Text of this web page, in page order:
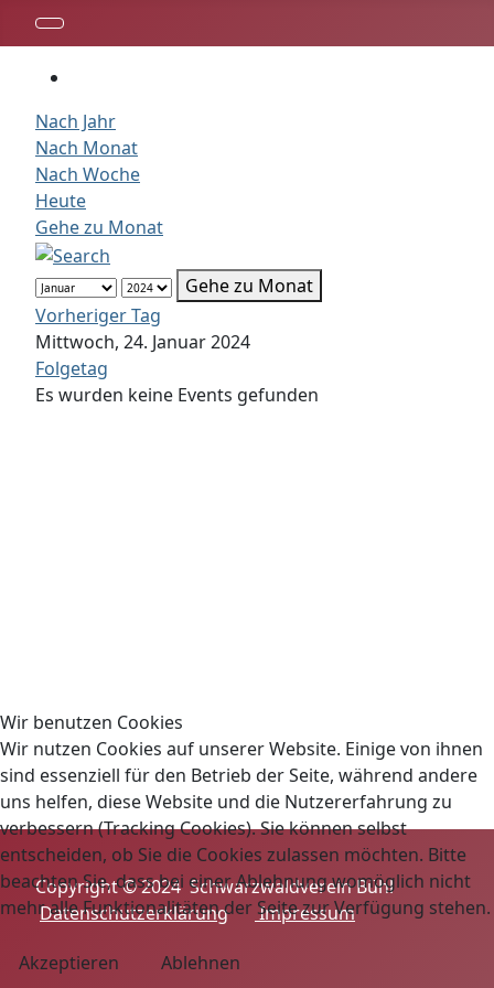
Nach Jahr
Nach Monat
Nach Woche
Heute
Gehe zu Monat
Gehe zu Monat
Vorheriger Tag
Mittwoch, 24. Januar 2024
Folgetag
Es wurden keine Events gefunden
Copyright © 2024 Schwarzwaldverein Bühl
Datenschutzerklärung
Impressum
Wir benutzen Cookies
Wir nutzen Cookies auf unserer Website. Einige von ihnen
sind essenziell für den Betrieb der Seite, während andere
uns helfen, diese Website und die Nutzererfahrung zu
verbessern (Tracking Cookies). Sie können selbst
entscheiden, ob Sie die Cookies zulassen möchten. Bitte
beachten Sie, dass bei einer Ablehnung womöglich nicht
mehr alle Funktionalitäten der Seite zur Verfügung stehen.
Akzeptieren Ablehnen